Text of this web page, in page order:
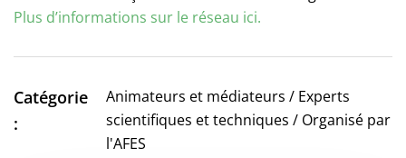
Plus d’informations sur le réseau ici.
Catégorie
:
Animateurs et médiateurs / Experts
scientifiques et techniques / Organisé par
l'AFES